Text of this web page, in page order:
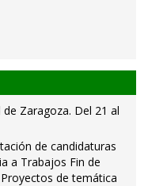
Zaragoza. Del 21 al
de candidaturas
a Trabajos Fin de
de temática